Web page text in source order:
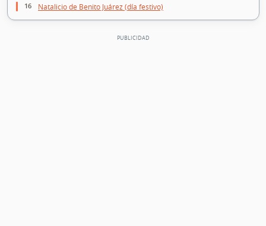
16 Natalicio de Benito Juárez (día festivo)